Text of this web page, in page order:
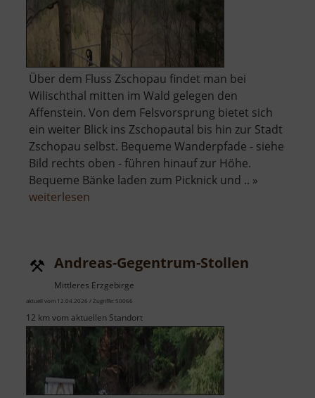
Über dem Fluss Zschopau findet man bei
Wilischthal mitten im Wald gelegen den
Affenstein. Von dem Felsvorsprung bietet sich
ein weiter Blick ins Zschopautal bis hin zur Stadt
Zschopau selbst. Bequeme Wanderpfade - siehe
Bild rechts oben - führen hinauf zur Höhe.
Bequeme Bänke laden zum Picknick und .. »
weiterlesen
Andreas-Gegentrum-Stollen
Mittleres Erzgebirge
aktuell vom 12.04.2026 / Zugriffe: 50066
12 km vom aktuellen Standort